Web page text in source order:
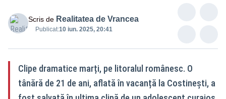
Scris de Realitatea de Vrancea
Publicat:10 iun. 2025, 20:41
Clipe dramatice marți, pe litoralul românesc. O
tânără de 21 de ani, aflată în vacanță la Costinești, a